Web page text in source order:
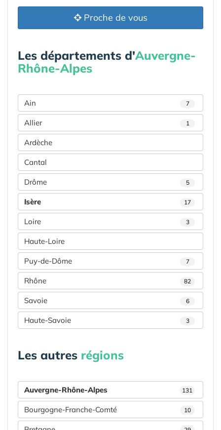
Proche de vous
Les départements d'Auvergne-
Rhône-Alpes
Ain 7
Allier 1
Ardèche
Cantal
Drôme 5
Isère 17
Loire 3
Haute-Loire
Puy-de-Dôme 7
Rhône 82
Savoie 6
Haute-Savoie 3
Les autres régions
Auvergne-Rhône-Alpes 131
Bourgogne-Franche-Comté 10